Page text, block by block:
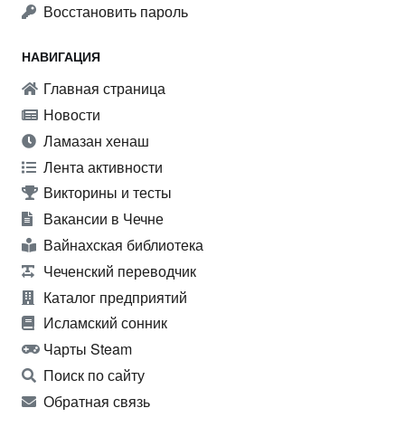
Восстановить пароль
НАВИГАЦИЯ
Главная страница
Новости
Ламазан хенаш
Лента активности
Викторины и тесты
Вакансии в Чечне
Вайнахская библиотека
Чеченский переводчик
Каталог предприятий
Исламский сонник
Чарты Steam
Поиск по сайту
Обратная связь